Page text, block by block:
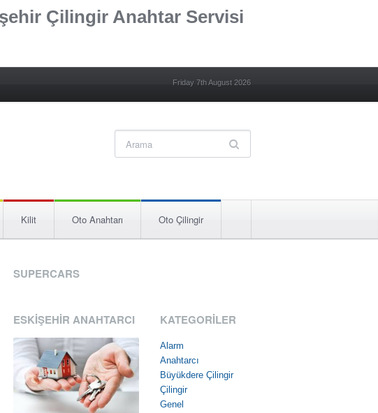
Çilingir Anahtar Servisi
Friday 7th August 2026
Kilit Oto Anahtarı Oto Çilingir
SUPERCARS
ESKIŞEHIR ANAHTARCI KATEGORILER
Alarm
Anahtarcı
Büyükdere Çilingir
Çilingir
Genel